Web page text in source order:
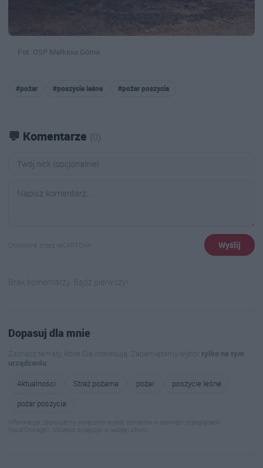
Fot. OSP Małkinia Górna
#pożar #poszycie leśne #pożar poszycia
💬 Komentarze (0)
Chronione przez reCAPTCHA Wyślij
Brak komentarzy. Bądź pierwszy!
Dopasuj dla mnie
Zaznacz tematy, które Cię interesują. Zapamiętamy wybórtylko na tym
urządzeniu.
Aktualności
Straż pożarna pożar
poszycie leśne
pożar poszycia
Informacja: zapisujemy wyłącznie wybór tematów w pamięci przeglądarki
(localStorage). Możesz wyłączyć w każdej chwili.